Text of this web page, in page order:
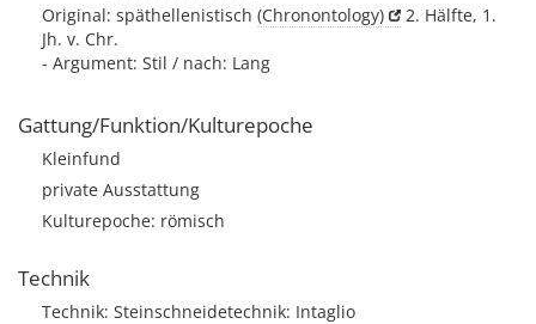
Original: späthellenistisch (Chronontology)
2. Hälfte, 1.
Jh. v. Chr.
- Argument: Stil / nach: Lang
Gattung/Funktion/Kulturepoche
Kleinfund
private Ausstattung
Kulturepoche: römisch
Technik
Technik: Steinschneidetechnik: Intaglio